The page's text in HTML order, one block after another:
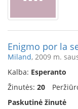
Enigmo por la
Miland, 2009 m.
Kalba: Esperanto
Žinutės: 20
Paskutinė žinutė